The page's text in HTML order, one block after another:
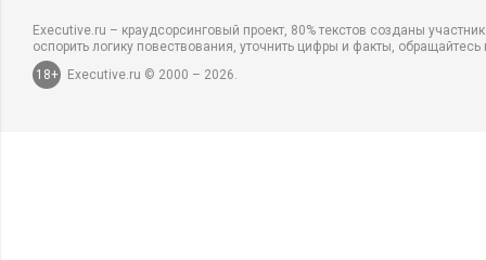
Executive.ru – краудсорсинговый проект, 80% текстов созданы
оспорить логику повествования, уточнить цифры и факты,
18+
Executive.ru © 2000 – 2026.